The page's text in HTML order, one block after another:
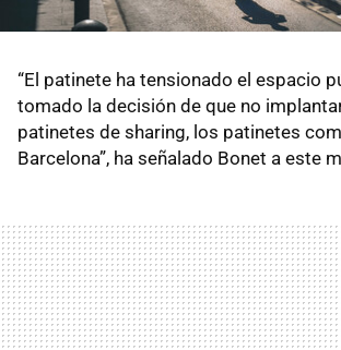
“El patinete ha tensionado el espacio
tomado la decisión de que no
patinetes de sharing, los patinetes
Barcelona”, ha señalado Bonet a este